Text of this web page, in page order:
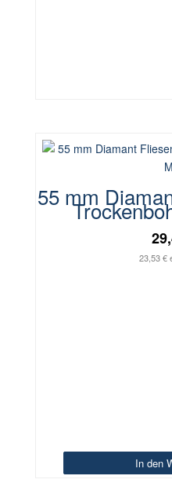
In den
In den
55 mm
23,53 €
In den